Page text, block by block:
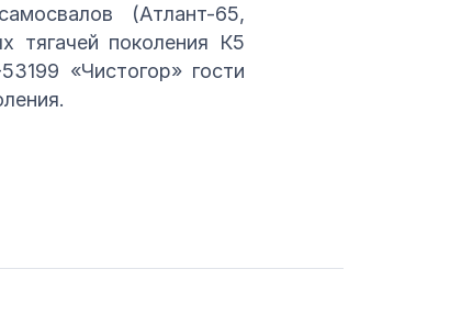
(Атлант-65,
тягачей поколения К5
«Чистогор» гости